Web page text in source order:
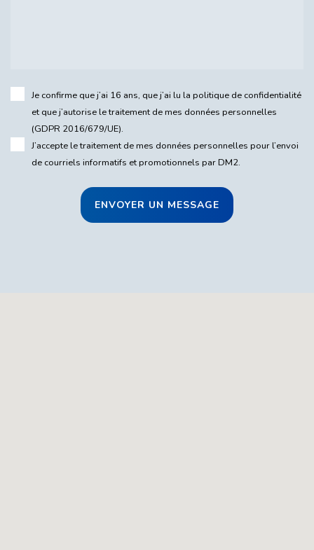
Je confirme que j’ai 16 ans, que j’ai lu la politique de confidentialité
et que j’autorise le traitement de mes données personnelles
(GDPR 2016/679/UE).
J’accepte le traitement de mes données personnelles pour l’envoi
de courriels informatifs et promotionnels par DM2.
ENVOYER UN MESSAGE